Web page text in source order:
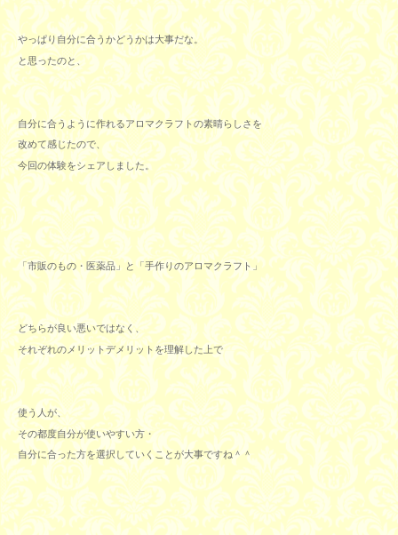
やっぱり自分に合うかどうかは大事だな。
と思ったのと、
自分に合うように作れるアロマクラフトの素晴らしさを
改めて感じたので、
今回の体験をシェアしました。
「市販のもの・医薬品」と「手作りのアロマクラフト」
どちらが良い悪いではなく、
それぞれのメリットデメリットを理解した上で
使う人が、
その都度自分が使いやすい方・
自分に合った方を選択していくことが大事ですね＾＾